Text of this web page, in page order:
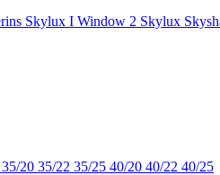
Skylux I Window 2 Skylux
35/20 35/22 35/25 40/20 40/22 40/25